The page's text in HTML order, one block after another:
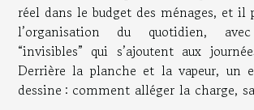
réel dans le budget des ménages, et il
l’organisation du quotidien,
“invisibles” qui s’ajoutent aux
Derrière la planche et la vapeur, un
dessine : comment alléger la charge,